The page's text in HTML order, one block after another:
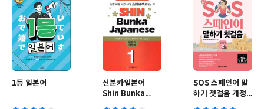
1등 일본어
신분카일본어
Shin Bunka
SOS 스페인어 말
하기 첫걸음 개정